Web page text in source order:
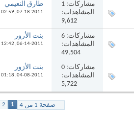
مشاركات: 1
المشاهدات:
9,612
طارق النعيمي
07-18-2011,
02:59 PM
مشاركات: 6
المشاهدات:
49,504
بنت الأزور
06-14-2011,
12:42 AM
مشاركات: 0
المشاهدات:
5,722
بنت الأزور
04-08-2011,
01:18 AM
صفحة 1 من 4 1
2